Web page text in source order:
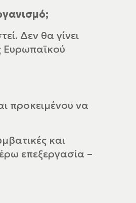
Δεν θα γίνει
Ευρωπαϊκού
προκειμένου να
και
επεξεργασία –